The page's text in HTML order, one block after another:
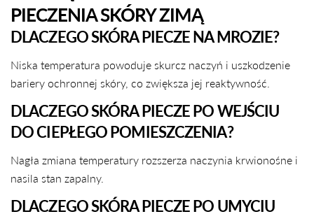
PIECZENIA SKÓRY ZIMĄ
DLACZEGO SKÓRA PIECZE NA MROZIE?
Niska temperatura powoduje skurcz naczyń i uszkodzenie
bariery ochronnej skóry, co zwiększa jej reaktywność.
DLACZEGO SKÓRA PIECZE PO WEJŚCIU
DO CIEPŁEGO POMIESZCZENIA?
Nagła zmiana temperatury rozszerza naczynia krwionośne i
nasila stan zapalny.
DLACZEGO SKÓRA PIECZE PO UMYCIU